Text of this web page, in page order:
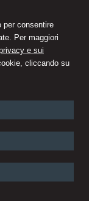
per consentire
Per maggiori
e sui
cliccando su